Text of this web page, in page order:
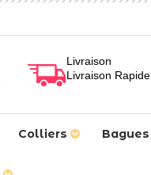
Livraison
Livraison Rapide
Colliers Bagues